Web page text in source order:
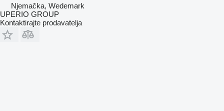
Njemačka, Wedemark
UPERIO GROUP
Kontaktirajte prodavatelja